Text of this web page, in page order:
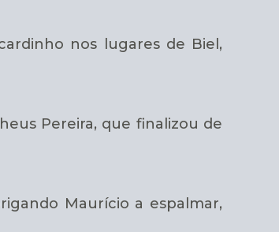
nos lugares de Biel,
Pereira, que finalizou de
Maurício a espalmar,